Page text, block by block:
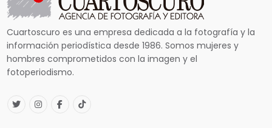
Cuartoscuro es una empresa dedicada a la fotografía y la
información periodística desde 1986. Somos mujeres y
hombres comprometidos con la imagen y el
fotoperiodismo.